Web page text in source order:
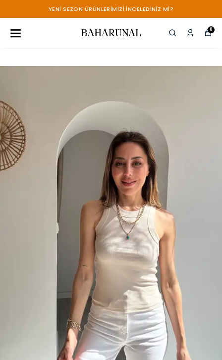
YENİ SEZON ÜRÜNLERİMİZİ İNCELEDİNİZ Mİ?
0